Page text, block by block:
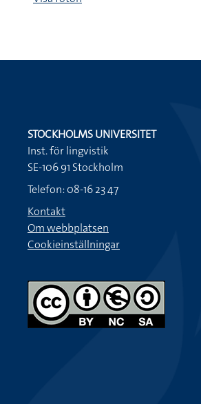
STOCKHOLMS UNIVERSITET
Inst. för lingvistik
SE-106 91 Stockholm
Telefon: 08-16 23 47
Kontakt
Om webbplatsen
Cookieinställningar